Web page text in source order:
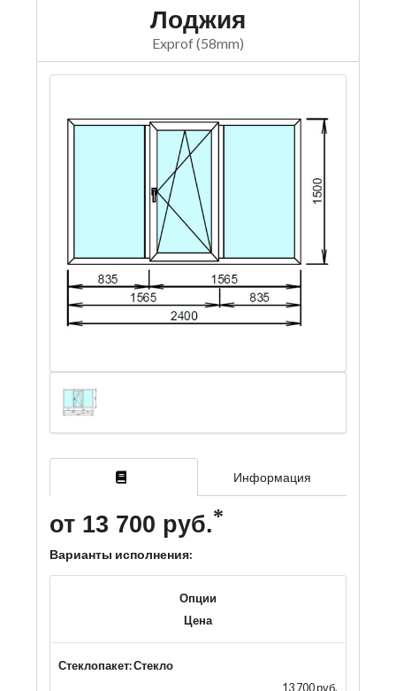
Лоджия
Exprof (58mm)
Информация
от 13 700 руб.
Варианты исполнения:
Опции
Цена
Стеклопакет: Стекло
13 700 руб.